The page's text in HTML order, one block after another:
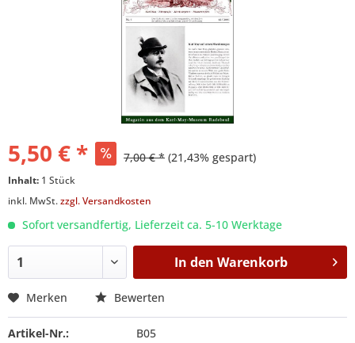
5,50 € * 7,00 € * (21,43% gespart)
Inhalt: 1 Stück
inkl. MwSt.zzgl. Versandkosten
Sofort versandfertig, Lieferzeit ca. 5-10 Werktage
In den Warenkorb
Merken Bewerten
Artikel-Nr.: B05